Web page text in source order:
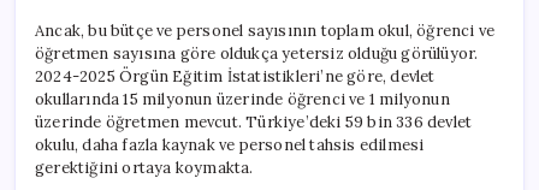
Ancak, bu bütçe ve personel sayısının toplam okul, öğrenci ve
öğretmen sayısına göre oldukça yetersiz olduğu görülüyor.
2024-2025 Örgün Eğitim İstatistikleri’ne göre, devlet
okullarında 15 milyonun üzerinde öğrenci ve 1 milyonun
üzerinde öğretmen mevcut. Türkiye’deki 59 bin 336 devlet
okulu, daha fazla kaynak ve personel tahsis edilmesi
gerektiğini ortaya koymakta.